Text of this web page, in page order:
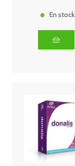
En stock